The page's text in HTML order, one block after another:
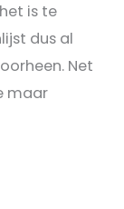
is te
dus al
Net
maar